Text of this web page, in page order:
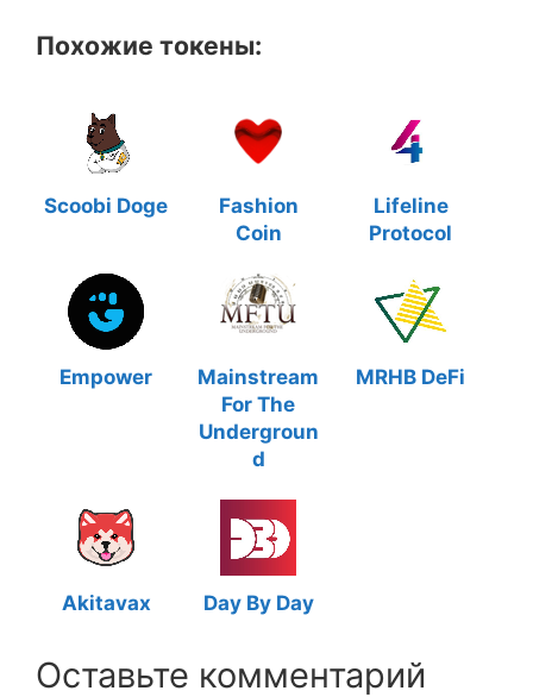
Похожие токены:
Scoobi Doge
Fashion
Coin
Lifeline
Protocol
Empower
Mainstream
For The
Undergroun
d
MRHB DeFi
Akitavax Day By Day
Оставьте комментарий